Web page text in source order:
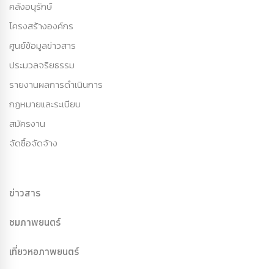
คลังอนุรักษ์
โครงสร้างองค์กร
ศูนย์ข้อมูลข่าวสาร
ประมวลจริยธรรม
รายงานผลการดำเนินการ
กฏหมายและระเบียบ
สมัครงาน
จัดซื้อจัดจ้าง
ข่าวสาร
ชมภาพยนตร์
เที่ยวหอภาพยนตร์